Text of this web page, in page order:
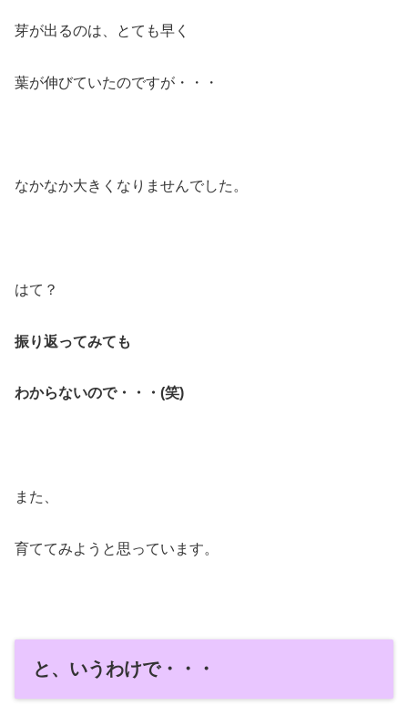
芽が出るのは、とても早く
葉が伸びていたのですが・・・
なかなか大きくなりませんでした。
はて？
振り返ってみても
わからないので・・・(笑)
また、
育ててみようと思っています。
と、いうわけで・・・